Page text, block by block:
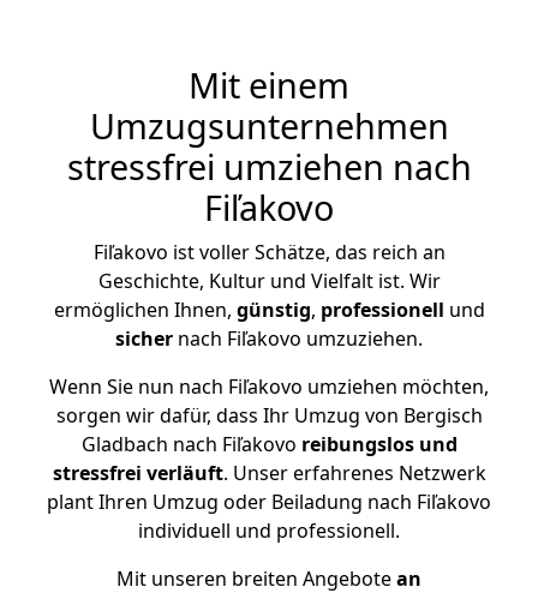
Mit einem
Umzugsunternehmen
stressfrei umziehen nach
Fiľakovo
Fiľakovo ist voller Schätze, das reich an
Geschichte, Kultur und Vielfalt ist. Wir
ermöglichen Ihnen, günstig, professionell und
sicher nach Fiľakovo umzuziehen.
Wenn Sie nun nach Fiľakovo umziehen möchten,
sorgen wir dafür, dass Ihr Umzug von Bergisch
Gladbach nach Fiľakovo reibungslos und
stressfrei verläuft. Unser erfahrenes Netzwerk
plant Ihren Umzug oder Beiladung nach Fiľakovo
individuell und professionell.
Mit unseren breiten Angebotean